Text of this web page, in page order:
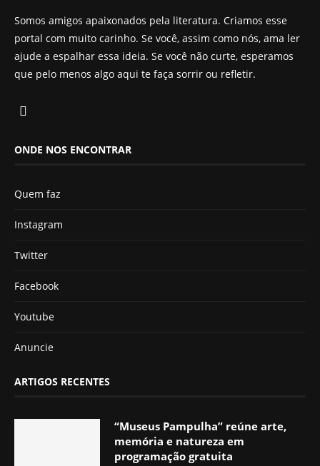
Somos amigos apaixonados pela literatura. Criamos esse
portal com muito carinho. Se você, assim como nós, ama ler
ajude a espalhar essa ideia. Se você não curte, esperamos
que pelo menos algo aqui te faça sorrir ou refletir.
ONDE NOS ENCONTRAR
Quem faz
Instagram
Twitter
Facebook
Youtube
Anuncie
ARTIGOS RECENTES
“Museus Pampulha” reúne arte,
memória e natureza em
programação gratuita